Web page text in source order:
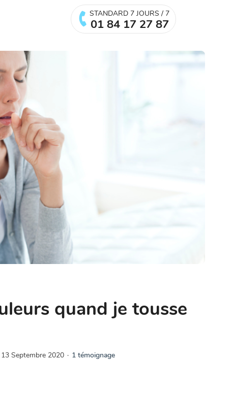
STANDARD 7 JOURS / 7
01 84 17 27 87
quand je tousse
13 Septembre 2020 · 1 témoignage